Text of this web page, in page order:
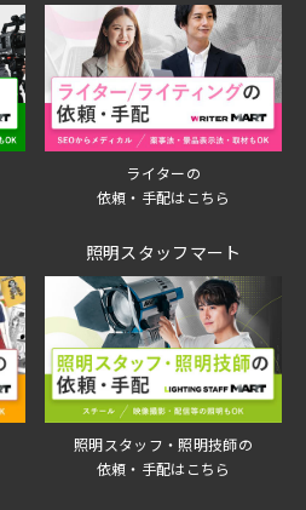
ライターの
依頼・手配はこちら
照明スタッフマート
照明スタッフ・照明技師の
依頼・手配はこちら